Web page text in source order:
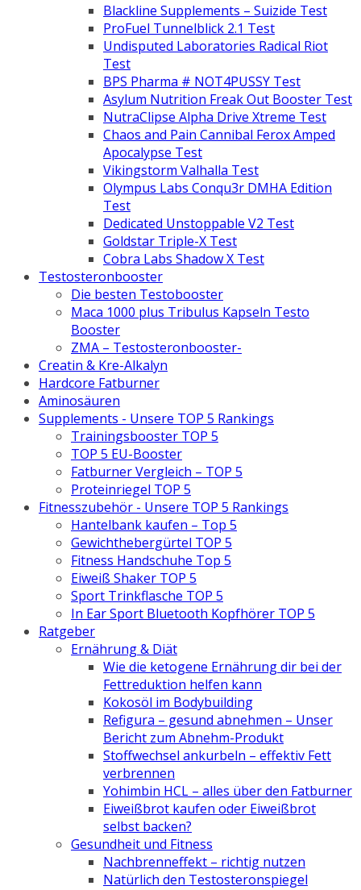
Blackline Supplements – Suizide Test
ProFuel Tunnelblick 2.1 Test
Undisputed Laboratories Radical Riot
Test
BPS Pharma # NOT4PUSSY Test
Asylum Nutrition Freak Out Booster Test
NutraClipse Alpha Drive Xtreme Test
Chaos and Pain Cannibal Ferox Amped
Apocalypse Test
Vikingstorm Valhalla Test
Olympus Labs Conqu3r DMHA Edition
Test
Dedicated Unstoppable V2 Test
Goldstar Triple-X Test
Cobra Labs Shadow X Test
Testosteronbooster
Die besten Testobooster
Maca 1000 plus Tribulus Kapseln Testo
Booster
ZMA – Testosteronbooster-
Creatin & Kre-Alkalyn
Hardcore Fatburner
Aminosäuren
Supplements - Unsere TOP 5 Rankings
Trainingsbooster TOP 5
TOP 5 EU-Booster
Fatburner Vergleich – TOP 5
Proteinriegel TOP 5
Fitnesszubehör - Unsere TOP 5 Rankings
Hantelbank kaufen – Top 5
Gewichthebergürtel TOP 5
Fitness Handschuhe Top 5
Eiweiß Shaker TOP 5
Sport Trinkflasche TOP 5
In Ear Sport Bluetooth Kopfhörer TOP 5
Ratgeber
Ernährung & Diät
Wie die ketogene Ernährung dir bei der
Fettreduktion helfen kann
Kokosöl im Bodybuilding
Refigura – gesund abnehmen – Unser
Bericht zum Abnehm-Produkt
Stoffwechsel ankurbeln – effektiv Fett
verbrennen
Yohimbin HCL – alles über den Fatburner
Eiweißbrot kaufen oder Eiweißbrot
selbst backen?
Gesundheit und Fitness
Nachbrenneffekt – richtig nutzen
Natürlich den Testosteronspiegel